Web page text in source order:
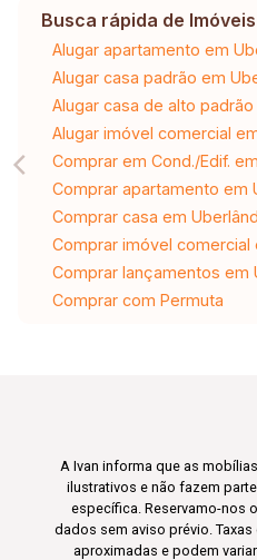
Busca rápida de Imóveis
Alugar apartamento em
Alugar casa padrão em
Alugar casa de alto
Alugar imóvel comercial
Comprar em Cond./Edif.
Comprar apartamento em
Comprar casa em
Comprar imóvel comercial
Comprar lançamentos em
Comprar com Permuta
A Ivan informa que as
ilustrativos e não fazem
específica. Reservamo-nos
dados sem aviso prévio.
aproximadas e podem